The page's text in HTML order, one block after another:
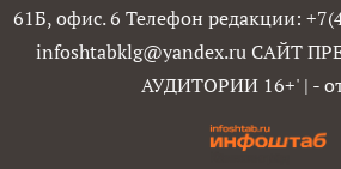
61Б, офис. 6 Телефон редакции:
infoshtabklg@yandex.ru САЙТ
АУДИТОРИИ 16+' | -